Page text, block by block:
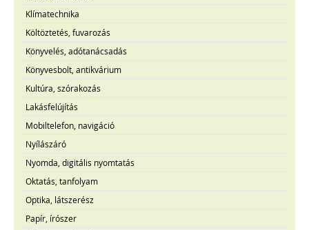
Klímatechnika
Költöztetés, fuvarozás
Könyvelés, adótanácsadás
Könyvesbolt, antikvárium
Kultúra, szórakozás
Lakásfelújítás
Mobiltelefon, navigáció
Nyílászáró
Nyomda, digitális nyomtatás
Oktatás, tanfolyam
Optika, látszerész
Papír, írószer